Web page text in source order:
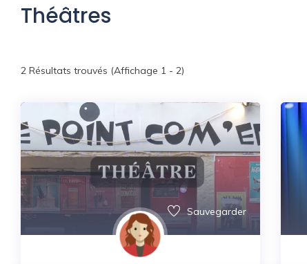
Théâtres
2 Résultats trouvés (Affichage 1 - 2)
Sauvegarder